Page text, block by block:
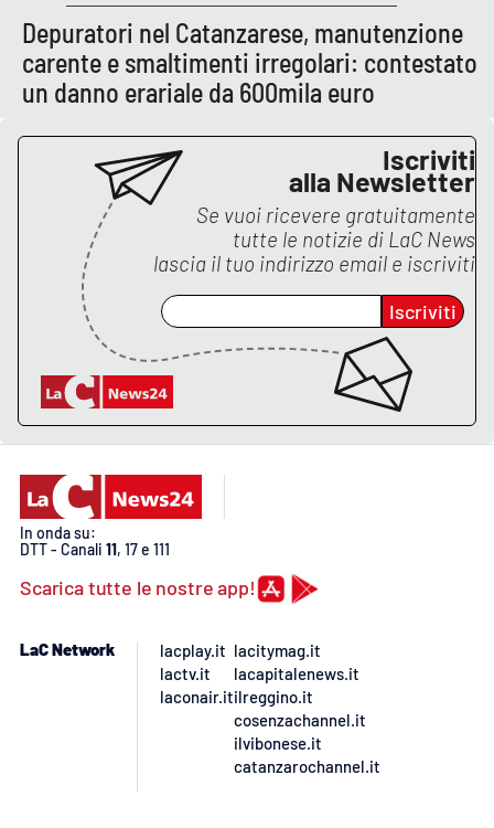
Lacitymag.it
Lacapitalenews.it
Cosenzachannel.it
Ilvibonese.it
Catanzarochannel.it
APP
Android
Apple
Depuratori nel Catanzarese, manutenzione
carente e smaltimenti irregolari: contestato
un danno erariale da 600mila euro
Iscriviti
alla Newsletter
Se vuoi ricevere gratuitamente
tutte le notizie di LaC News
lascia il tuo indirizzo email e iscriviti
Iscriviti
In onda su:
DTT - Canali 11, 17 e 111
Scarica tutte le nostre app!
LaC Network
lacplay.it
lactv.it
laconair.it
lacitymag.it
lacapitalenews.it
ilreggino.it
cosenzachannel.it
ilvibonese.it
catanzarochannel.it